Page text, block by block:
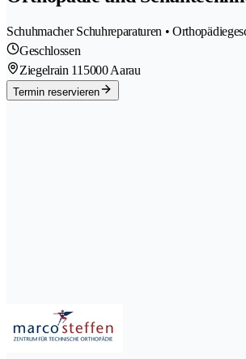
Schuhmacher Schuhreparaturen •
Geschlossen
Ziegelrain 11 5000 Aarau
Termin reservieren